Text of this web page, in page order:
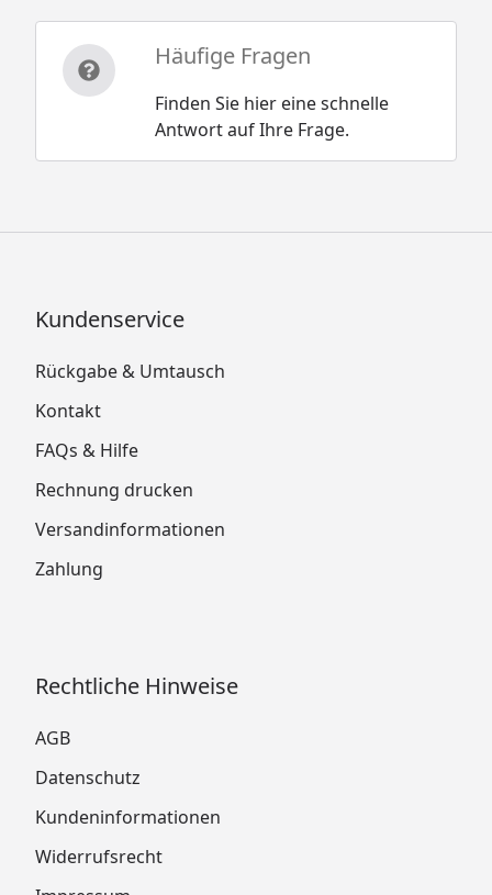
Häufige Fragen
Finden Sie hier eine schnelle
Antwort auf Ihre Frage.
Kundenservice
Rückgabe & Umtausch
Kontakt
FAQs & Hilfe
Rechnung drucken
Versandinformationen
Zahlung
Rechtliche Hinweise
AGB
Datenschutz
Kundeninformationen
Widerrufsrecht